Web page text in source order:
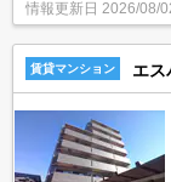
情報更新日 2026/08/
賃貸マンション エス